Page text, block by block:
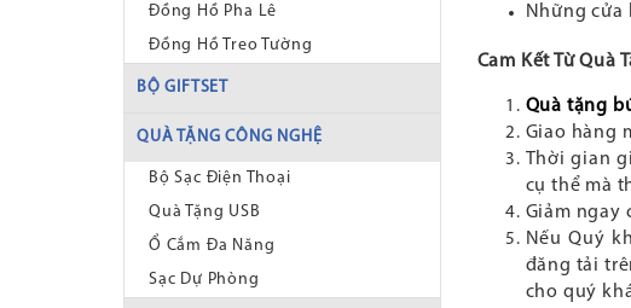
Đồng Hồ Pha Lê
Đồng Hồ Treo Tường
BỘ GIFTSET
QUÀ TẶNG CÔNG NGHỆ
Bộ Sạc Điện Thoại
Quà Tặng USB
Ổ Cắm Đa Năng
Sạc Dự Phòng
Những cửa
Cam Kết Từ Quà
Quà tặng
Giao hàng
Thời gian
cụ thể mà
Giảm ngay
Nếu Quý
đăng tải
cho quý